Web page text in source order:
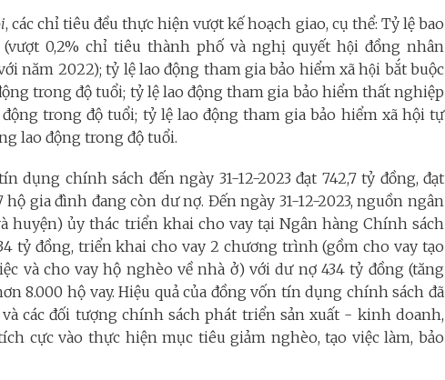
, các chỉ tiêu đều thực hiện vượt kế hoạch giao, cụ thể: Tỷ lệ bao
(vượt 0,2% chỉ tiêu thành phố và nghị quyết hội đồng nhân
năm 2022); tỷ lệ lao động tham gia bảo hiểm xã hội bắt buộc
trong độ tuổi; tỷ lệ lao động tham gia bảo hiểm thất nghiệp
trong độ tuổi; tỷ lệ lao động tham gia bảo hiểm xã hội tự
lao động trong độ tuổi.
dụng chính sách đến ngày 31-12-2023 đạt 742,7 tỷ đồng, đạt
hộ gia đình đang còn dư nợ. Đến ngày 31-12-2023, nguồn ngân
huyện) ủy thác triển khai cho vay tại Ngân hàng Chính sách
tỷ đồng, triển khai cho vay 2 chương trình (gồm cho vay tạo
và cho vay hộ nghèo về nhà ở) với dư nợ 434 tỷ đồng (tăng
8.000 hộ vay. Hiệu quả của đồng vốn tín dụng chính sách đã
các đối tượng chính sách phát triển sản xuất - kinh doanh,
cực vào thực hiện mục tiêu giảm nghèo, tạo việc làm, bảo